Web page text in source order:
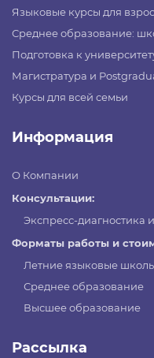
Языковые курсы для
Среднее образование:
Подготовка к
Магистратура и
Курсы для всей семьи
Информация
О Компании
Консультации:
Экспресс-диагностика
Форматы работы и
Летние языковые
Среднее образование
Высшее образование
Рассылка